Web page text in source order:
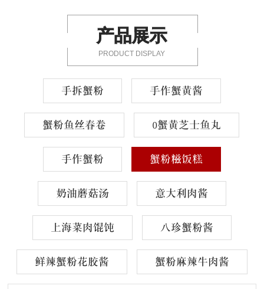
产品展示
PRODUCT DISPLAY
手拆蟹粉 手作蟹黄酱
蟹粉鱼丝春卷 0蟹黄芝士鱼丸
手作蟹粉 蟹粉糍饭糕
奶油蘑菇汤 意大利肉酱
上海菜肉馄饨 八珍蟹粉酱
鲜辣蟹粉花胶酱 蟹粉麻辣牛肉酱